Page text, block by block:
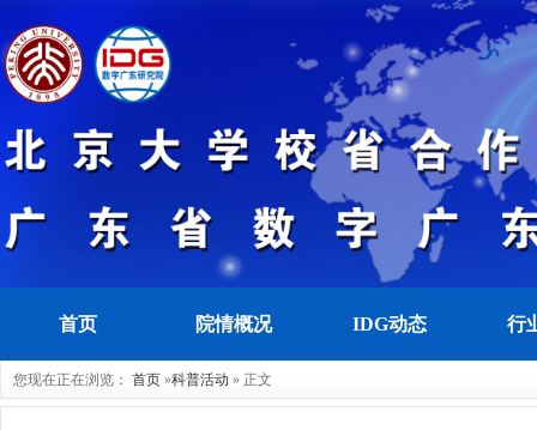
首页 院情概况 IDG动态 行
您现在正在浏览： 首页 »科普活动 » 正文